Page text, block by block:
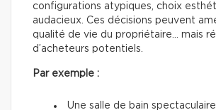
configurations atypiques, choix
audacieux. Ces décisions peuvent
qualité de vie du propriétaire… mais
d’acheteurs potentiels.
Par exemple :
Une salle de bain